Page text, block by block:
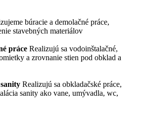
búracie a demolačné práce,
stavebných materiálov
práce Realizujú sa vodoinštalačné,
a zrovnanie stien pod obklad a
Realizujú sa obkladačské práce,
sanity ako vane, umývadla, wc,